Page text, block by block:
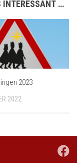
INTERESSANT …
2023
2022